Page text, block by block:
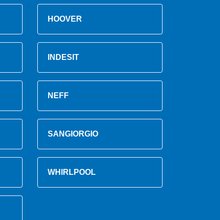
HOOVER
INDESIT
NEFF
SANGIORGIO
WHIRLPOOL